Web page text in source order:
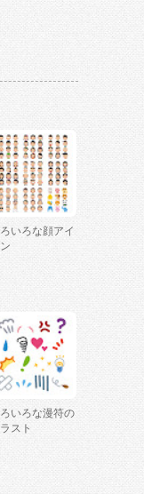
いろな顔アイ
いろな漫符の
スト